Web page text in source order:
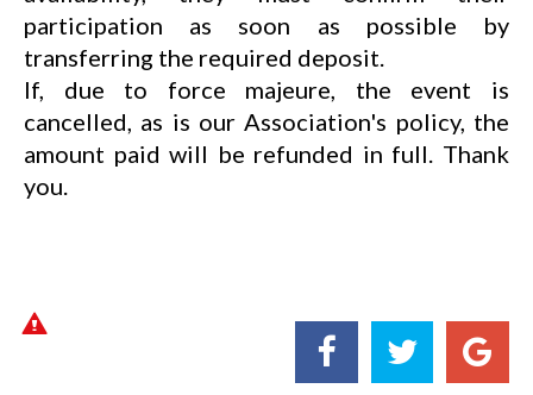
participation as soon as possible by
transferring the required deposit.
If, due to force majeure, the event is
cancelled, as is our Association's policy, the
amount paid will be refunded in full. Thank
you.